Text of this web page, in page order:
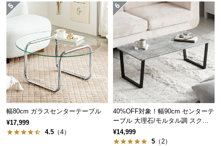
つ
て
開
梱
設
置
サ
ー
重厚感のあるモルタル調
まるで本物のような独特のムラ感が魅力のモルタル調。置くだけで存
在感を放ち、都会的な空間を演出します。
グレー
幅80cm ガラスセンターテーブル
¥17,999
4.5 （4）
40%OFF対象！幅90cm センターテ
ーブル 大理石/モルタル調 スクエ
アレッグ 安心面取り加工
¥14,999
5 （2）